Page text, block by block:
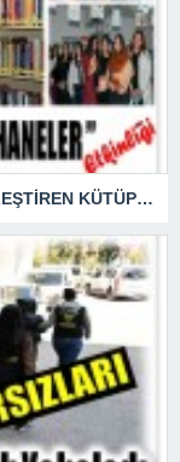
62. Kütüphane Haftası kapsamında ” İYİLEŞTİREN KÜTÜPHANELER ” etkinliği düzenlendi.